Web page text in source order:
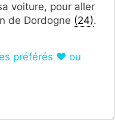
voiture, pour aller
de Dordogne (24).
préférés ❤ ou